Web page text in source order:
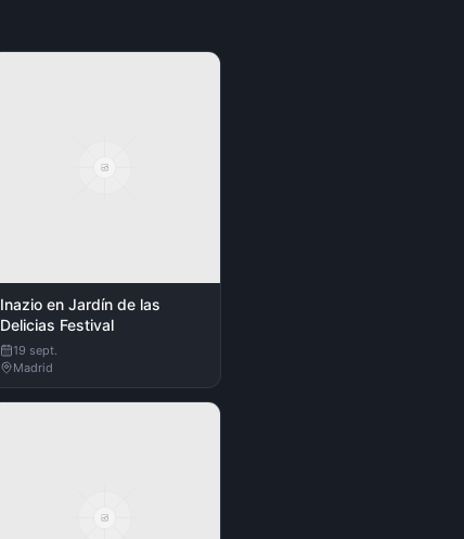
Inazio en Jardín de las
Delicias Festival
19 sept.
Madrid